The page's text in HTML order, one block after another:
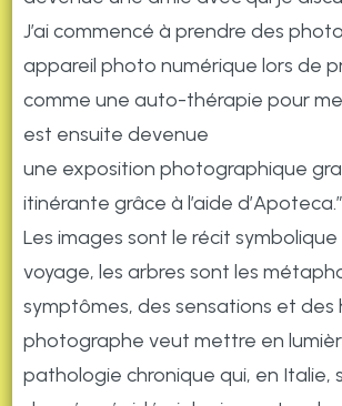
J’ai commencé à prendre des
appareil photo numérique lors de
comme une auto-thérapie pour
est ensuite devenue
une exposition photographique
itinérante grâce à l’aide d’Apoteca.”
Les images sont le récit
voyage, les arbres sont les
symptômes, des sensations et des
photographe veut mettre en
pathologie chronique qui, en Italie,